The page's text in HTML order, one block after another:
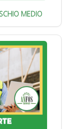
MEDIO